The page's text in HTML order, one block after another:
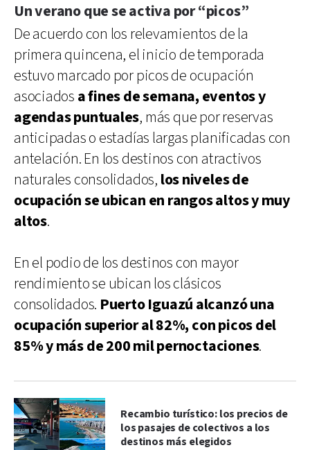
Un verano que se activa por “picos”
De acuerdo con los relevamientos de la
primera quincena, el inicio de temporada
estuvo marcado por picos de ocupación
asociados a fines de semana, eventos y
agendas puntuales, más que por reservas
anticipadas o estadías largas planificadas con
antelación. En los destinos con atractivos
naturales consolidados, los niveles de
ocupación se ubican en rangos altos y muy
altos.
En el podio de los destinos con mayor
rendimiento se ubican los clásicos
consolidados. Puerto Iguazú alcanzó una
ocupación superior al 82%, con picos del
85% y más de 200 mil pernoctaciones.
Recambio turístico: los precios de
los pasajes de colectivos a los
destinos más elegidos